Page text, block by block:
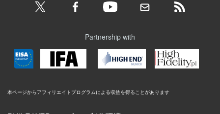
Partnership with
本ページからアフィリエイトプログラムによる収益を得ることがあります